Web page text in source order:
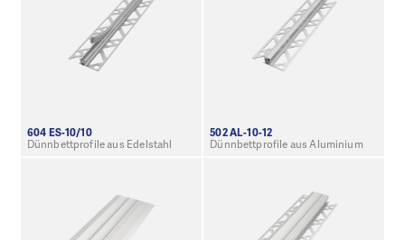
604 ES-10/10
Dünnbettprofile aus Edelstahl
502 AL-10-12
Dünnbettprofile aus Aluminium